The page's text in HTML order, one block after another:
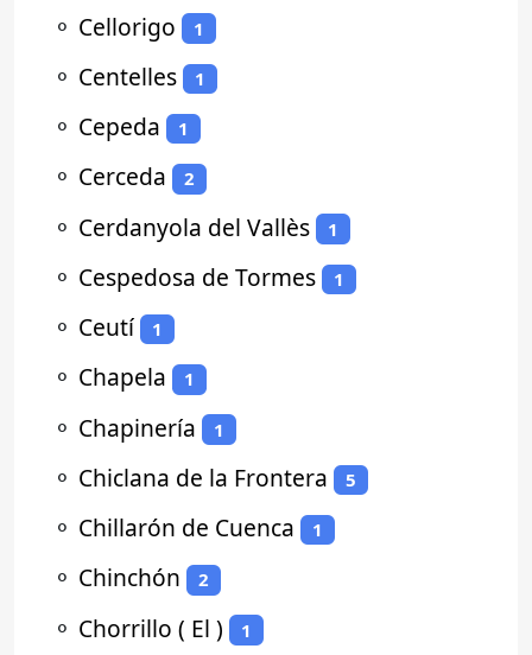
⚬ Cellorigo 1
⚬ Centelles 1
⚬ Cepeda 1
⚬ Cerceda 2
⚬ Cerdanyola del Vallès 1
⚬ Cespedosa de Tormes 1
⚬ Ceutí 1
⚬ Chapela 1
⚬ Chapinería 1
⚬ Chiclana de la Frontera 5
⚬ Chillarón de Cuenca 1
⚬ Chinchón 2
⚬ Chorrillo ( El ) 1